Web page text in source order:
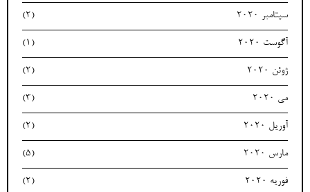
سپتامبر 2020 (2)
آگوست 2020 (1)
ژوئن 2020 (2)
می 2020 (3)
آوریل 2020 (2)
مارس 2020 (5)
فوریه 2020 (2)